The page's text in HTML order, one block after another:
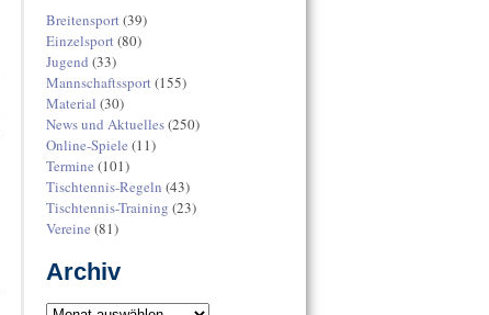
Breitensport(39)
Einzelsport(80)
Jugend (33)
Mannschaftssport(155)
Material (30)
News und Aktuelles(250)
Online-Spiele (11)
Termine (101)
Tischtennis-Regeln (43)
Tischtennis-Training (23)
Vereine (81)
Archiv